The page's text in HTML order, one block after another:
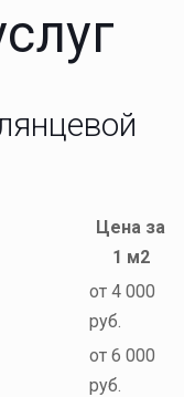
Цена за
1 м2
от 4 000
руб.
от 6 000
руб.